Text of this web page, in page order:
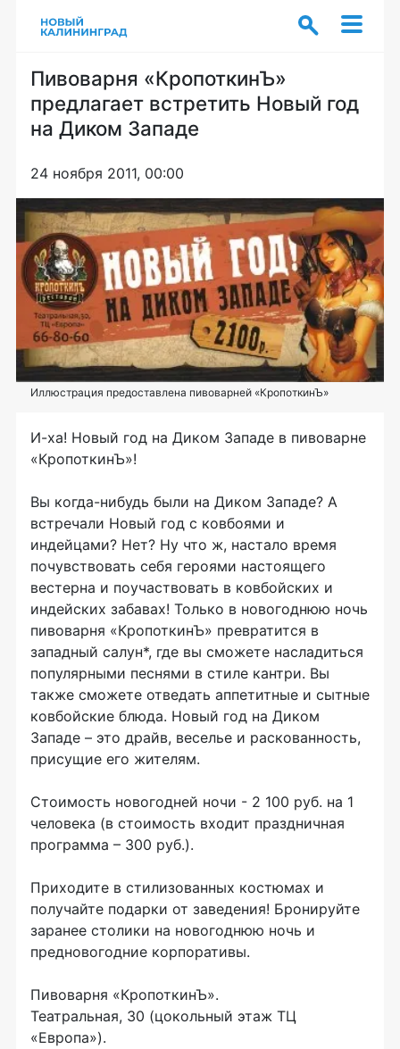
Пивоварня «КропоткинЪ»
предлагает встретить Новый год
на Диком Западе
24 ноября 2011, 00:00
Иллюстрация предоставлена пивоварней «КропоткинЪ»
И-ха! Новый год на Диком Западе в пивоварне
«КропоткинЪ»!
Вы когда-нибудь были на Диком Западе? А
встречали Новый год с ковбоями и
индейцами? Нет? Ну что ж, настало время
почувствовать себя героями настоящего
вестерна и поучаствовать в ковбойских и
индейских забавах! Только в новогоднюю ночь
пивоварня «КропоткинЪ» превратится в
западный салун*, где вы сможете насладиться
популярными песнями в стиле кантри. Вы
также сможете отведать аппетитные и сытные
ковбойские блюда. Новый год на Диком
Западе – это драйв, веселье и раскованность,
присущие его жителям.
Стоимость новогодней ночи - 2 100 руб. на 1
человека (в стоимость входит праздничная
программа – 300 руб.).
Приходите в стилизованных костюмах и
получайте подарки от заведения! Бронируйте
заранее столики на новогоднюю ночь и
предновогодние корпоративы.
Пивоварня «КропоткинЪ».
Театральная, 30 (цокольный этаж ТЦ
«Европа»).